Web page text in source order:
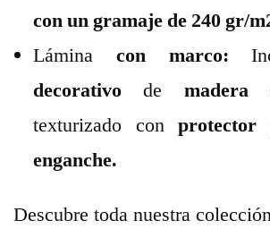
con un gramaje de 240 gr/
Lámina con marco:
decorativo de madera
texturizado conprotector
enganche.
Descubre toda nuestra